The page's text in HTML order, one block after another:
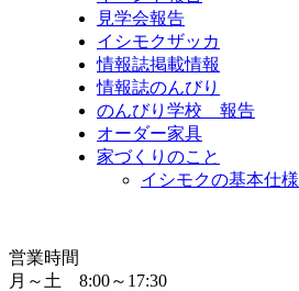
見学会報告
イシモクザッカ
情報誌掲載情報
情報誌のんびり
のんびり学校 報告
オーダー家具
家づくりのこと
イシモクの基本仕様
営業時間
月～土 8:00～17:30